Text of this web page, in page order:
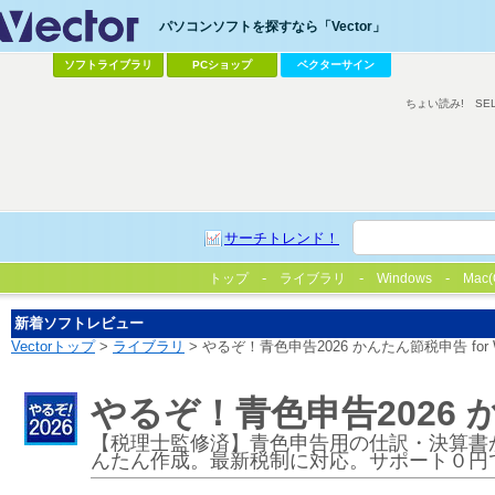
パソコンソフトを探すなら「Vector」
ソフトライブラリ PCショップ ベクターサイン
サーチトレンド！
ちょい読み!
トップ ライブラリ Windows
新着ソフトレビュー
Vectorトップ> ライブラリ > やるぞ！青色申告2026 かんたん節税申告 for
やるぞ！青色申告2026
【税理士監修済】青色申告用の仕訳・決算
んたん作成。最新税制に対応。サポート０円